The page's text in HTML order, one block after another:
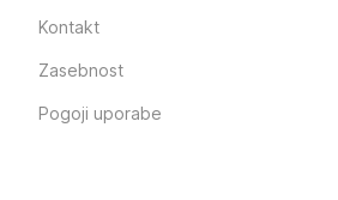
Kontakt
Zasebnost
Pogoji uporabe